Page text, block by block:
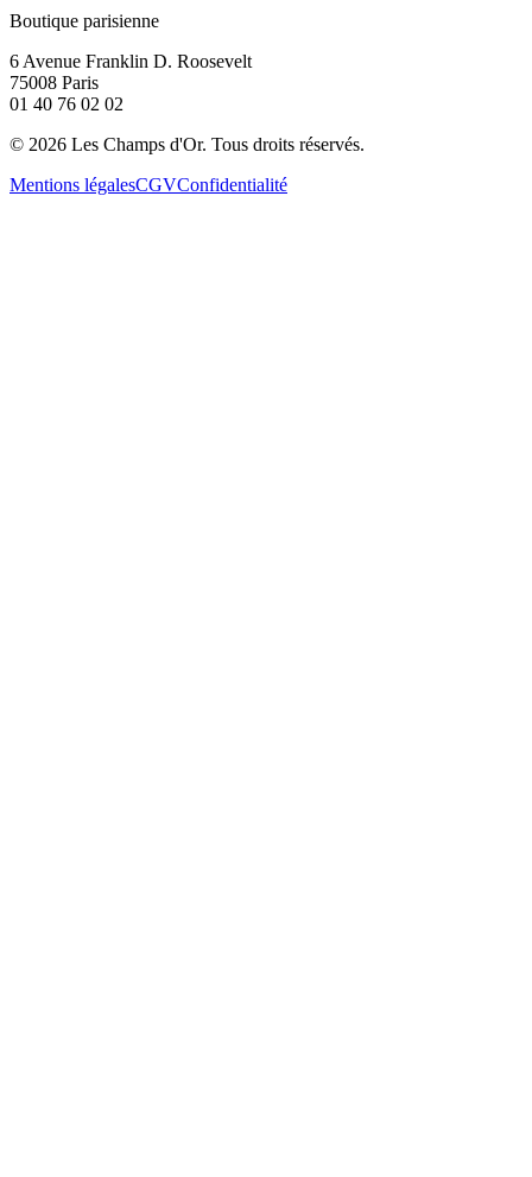
Boutique parisienne
6 Avenue Franklin D. Roosevelt
75008 Paris
01 40 76 02 02
© 2026 Les Champs d'Or. Tous droits réservés.
Mentions légalesCGVConfidentialité